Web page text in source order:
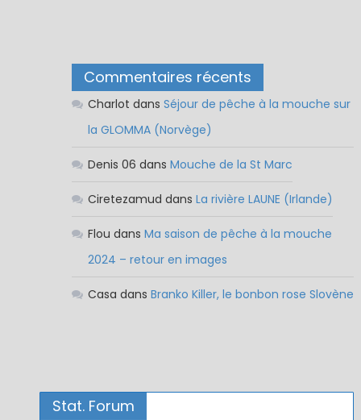
Commentaires récents
Charlot dans Séjour de pêche à la mouche sur
la GLOMMA (Norvège)
Denis 06 dans Mouche de la St Marc
Ciretezamud dans La rivière LAUNE (Irlande)
Flou dans Ma saison de pêche à la mouche
2024 – retour en images
Casa dans Branko Killer, le bonbon rose Slovène
Stat. Forum